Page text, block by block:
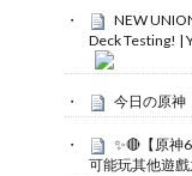
NEW
Deck Testing! |
今日の原神
✨🔴【原神
可能玩其他遊